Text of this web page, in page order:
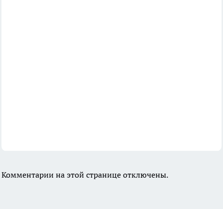
Комментарии на этой странице отключены.